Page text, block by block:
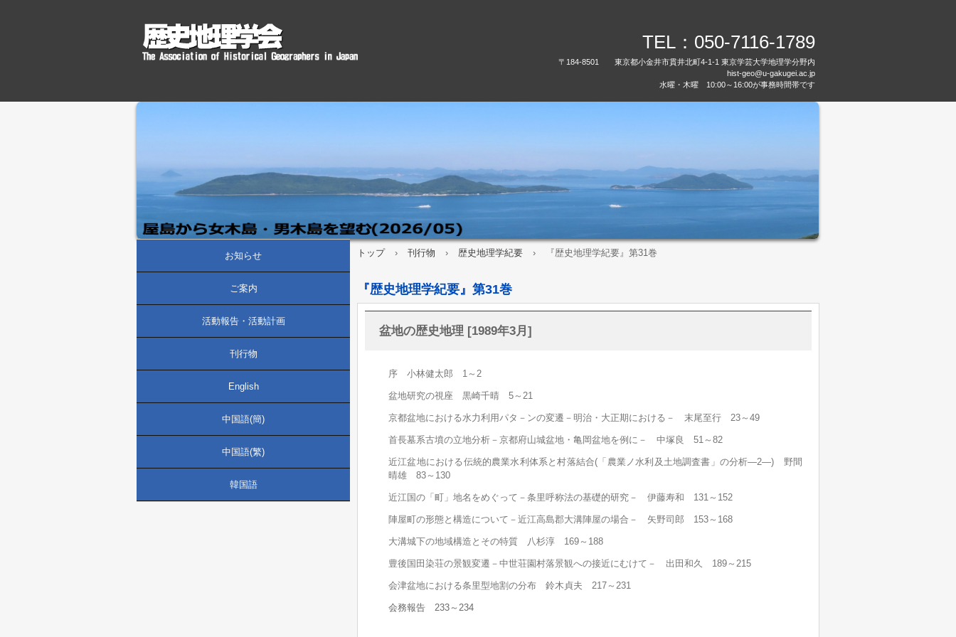
TEL：050-7116-1789
〒184-8501 東京都小金井市貫井北町4-1-1 東京学芸大学地理学分野内
hist-geo@u-gakugei.ac.jp
水曜・木曜 10:00～16:00が事務時間帯です
トップ › 刊行物 › 歴史地理学紀要 › 『歴史地理学紀要』第31巻
『歴史地理学紀要』第31巻
盆地の歴史地理 [1989年3月]
序 小林健太郎 1～2
盆地研究の視座 黒崎千晴 5～21
京都盆地における水力利用パタ－ンの変遷－明治・大正期における－ 末尾至行 23～49
首長墓系古墳の立地分析－京都府山城盆地・亀岡盆地を例に－ 中塚良 51～82
近江盆地における伝統的農業水利体系と村落結合(「農業ノ水利及土地調査書」の分析―2―) 野間
晴雄 83～130
近江国の「町」地名をめぐって－条里呼称法の基礎的研究－ 伊藤寿和 131～152
陣屋町の形態と構造について－近江高島郡大溝陣屋の場合－ 矢野司郎 153～168
大溝城下の地域構造とその特質 八杉淳 169～188
豊後国田染荘の景観変遷－中世荘園村落景観への接近にむけて－ 出田和久 189～215
会津盆地における条里型地割の分布 鈴木貞夫 217～231
会務報告 233～234
お知らせ
ご案内
活動報告・活動計画
刊行物
English
中国語(簡)
中国語(繁)
韓国語